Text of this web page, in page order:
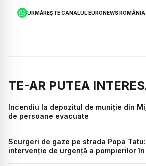
URMĂREȘTE CANALUL EURONEWS
TE-AR PUTEA
Incendiu la depozitul de muniție din
de persoane evacuate
Scurgeri de gaze pe strada Popa
intervenție de urgență a pompierilor